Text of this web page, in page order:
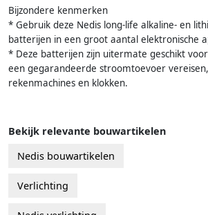
Bijzondere kenmerken
* Gebruik deze Nedis long-life alkaline- en
batterijen in een groot aantal elektronische
* Deze batterijen zijn uitermate geschikt
een gegarandeerde stroomtoevoer
rekenmachines en klokken.
Bekijk relevante bouwartikelen
Nedis bouwartikelen
Verlichting